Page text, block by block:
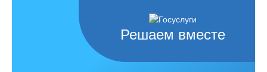
Решаем вместе